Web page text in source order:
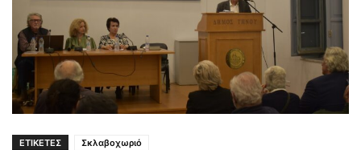
ΕΤΙΚΕΤΕΣ Σκλαβοχωριό